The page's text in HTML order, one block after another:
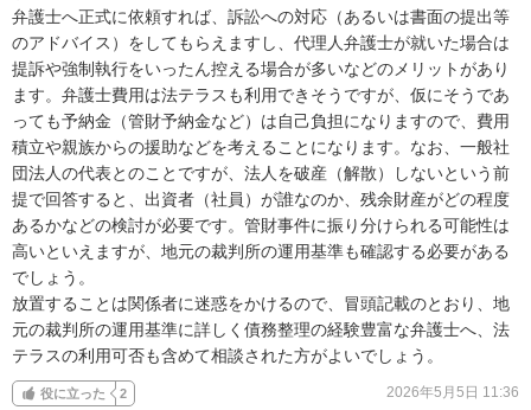
弁護士へ正式に依頼すれば、訴訟への対応（あるいは書面の提出等
のアドバイス）をしてもらえますし、代理人弁護士が就いた場合は
提訴や強制執行をいったん控える場合が多いなどのメリットがあり
ます。弁護士費用は法テラスも利用できそうですが、仮にそうであ
っても予納金（管財予納金など）は自己負担になりますので、費用
積立や親族からの援助などを考えることになります。なお、一般社
団法人の代表とのことですが、法人を破産（解散）しないという前
提で回答すると、出資者（社員）が誰なのか、残余財産がどの程度
あるかなどの検討が必要です。管財事件に振り分けられる可能性は
高いといえますが、地元の裁判所の運用基準も確認する必要がある
でしょう。
放置することは関係者に迷惑をかけるので、冒頭記載のとおり、地
元の裁判所の運用基準に詳しく債務整理の経験豊富な弁護士へ、法
テラスの利用可否も含めて相談された方がよいでしょう。
役に立った 2 2026年5月5日 11:36